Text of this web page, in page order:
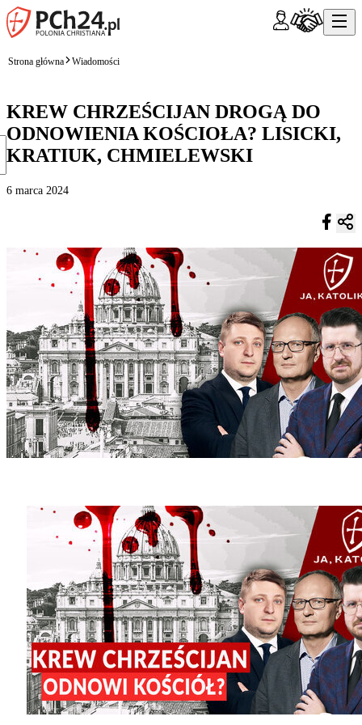
Strona główna Wiadomości
KREW CHRZEŚCIJAN DROGĄ DO
ODNOWIENIA KOŚCIOŁA? LISICKI,
KRATIUK, CHMIELEWSKI
6 marca 2024